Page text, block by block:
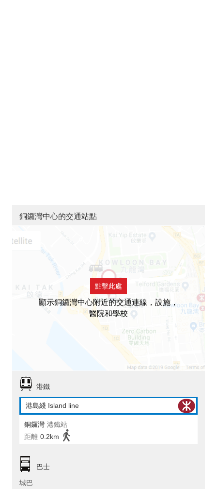
銅鑼灣中心的交通站點
點擊此處
顯示銅鑼灣中心附近的交通連線，設施，
醫院和學校
港鐵
港島綫 Island line
銅鑼灣 港鐵站
距離 0.2km
巴士
城巴